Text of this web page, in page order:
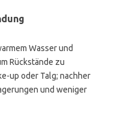
Wasser und
Rückstände zu
up oder Talg; nachher
und weniger